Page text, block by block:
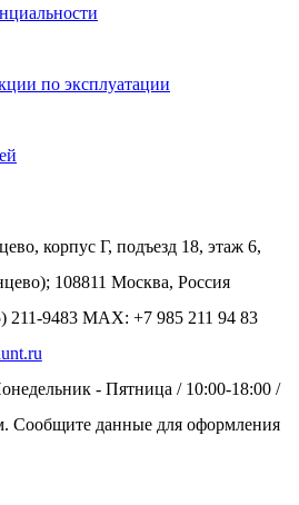
по эксплуатации
корпус Г, подъезд 18, этаж 6,
108811 Москва, Россия
211-9483 MAX: +7 985 211 94 83
- Пятница / 10:00-18:00 /
Сообщите данные для оформления